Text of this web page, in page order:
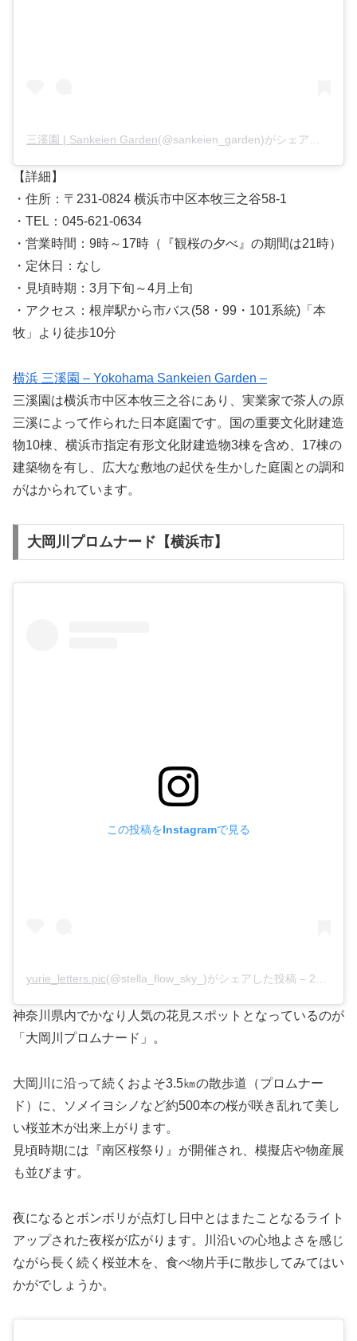
三溪園 | Sankeien Garden(@sankeien_garden)がシェアした投稿 –
【詳細】
・住所：〒231-0824 横浜市中区本牧三之谷58-1
・TEL：045-621-0634
・営業時間：9時～17時（『観桜の夕べ』の期間は21時）
・定休日：なし
・見頃時期：3月下旬～4月上旬
・アクセス：根岸駅から市バス(58・99・101系統)「本
牧」より徒歩10分
横浜 三溪園 – Yokohama Sankeien Garden –
三溪園は横浜市中区本牧三之谷にあり、実業家で茶人の原
三溪によって作られた日本庭園です。国の重要文化財建造
物10棟、横浜市指定有形文化財建造物3棟を含め、17棟の
建築物を有し、広大な敷地の起伏を生かした庭園との調和
がはかられています。
大岡川プロムナード【横浜市】
この投稿をInstagramで見る
yurie_letters.pic(@stella_flow_sky_)がシェアした投稿 – 2019年 4月月10日午前4時07分PDT
神奈川県内でかなり人気の花見スポットとなっているのが
「大岡川プロムナード」。
大岡川に沿って続くおよそ3.5㎞の散歩道（プロムナー
ド）に、ソメイヨシノなど約500本の桜が咲き乱れて美し
い桜並木が出来上がります。
見頃時期には『南区桜祭り』が開催され、模擬店や物産展
も並びます。
夜になるとボンボリが点灯し日中とはまたことなるライト
アップされた夜桜が広がります。川沿いの心地よさを感じ
ながら長く続く桜並木を、食べ物片手に散歩してみてはい
かがでしょうか。